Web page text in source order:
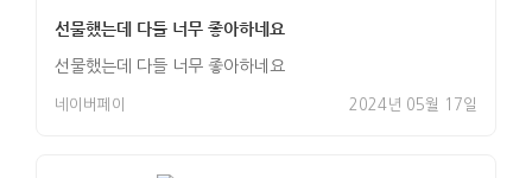
선물했는데 다들 너무 좋아하네요
선물했는데 다들 너무 좋아하네요
네이버페이 2024년 05월 17일